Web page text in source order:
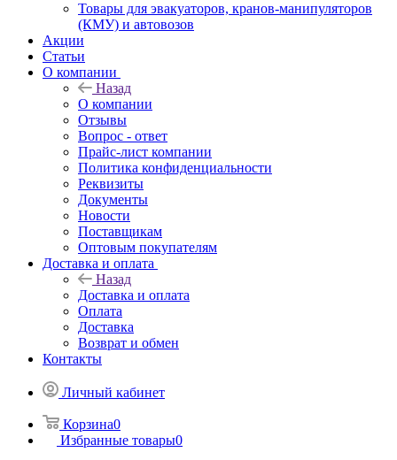
Товары для эвакуаторов, кранов-манипуляторов
(КМУ) и автовозов
Акции
Статьи
О компании
Назад
О компании
Отзывы
Вопрос - ответ
Прайс-лист компании
Политика конфиденциальности
Реквизиты
Документы
Новости
Поставщикам
Оптовым покупателям
Доставка и оплата
Назад
Доставка и оплата
Оплата
Доставка
Возврат и обмен
Контакты
Личный кабинет
Корзина0
Избранные товары0